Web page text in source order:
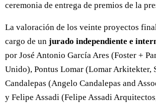
ceremonia de entrega de premios de la
La valoración de los veinte proyectos
cargo de un jurado independiente e
por José Antonio García Ares (Foster +
Unido), Pontus Lomar (Lomar Arkitekter,
Candalepas (Angelo Candalepas and
y Felipe Assadi (Felipe Assadi